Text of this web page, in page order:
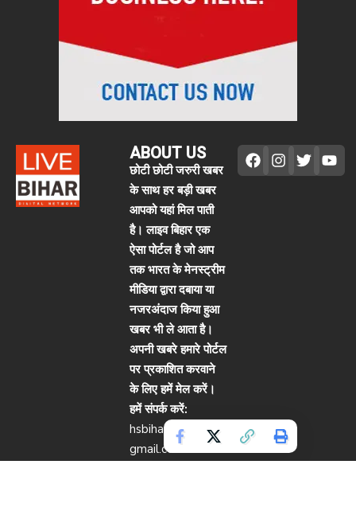
ABOUT US
छोटी छोटी जरुरी खबर
के साथ हर बड़ी खबर
आपको यहां मिल पाती
है। लाइव बिहार एक
ऐसा पोर्टल है जो आप
तक भारत के मेनस्ट्रीम
मीडिया द्वारा दबाया या
नजरअंदाज किया हुआ
खबर भी ले आता है।
अपनी खबरे हमारे पोर्टल
पर प्रकाशित करवाने
के लिए हमें मेल करें।
हमें संपर्क करें:
hsbiharlive2020@
gmail.com